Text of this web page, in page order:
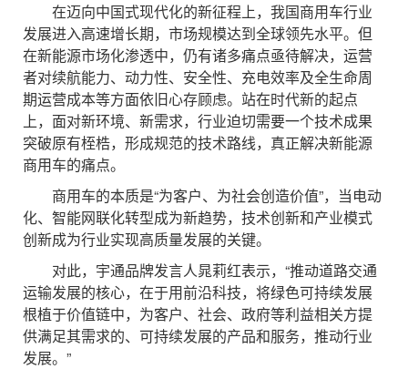
在迈向中国式现代化的新征程上，我国商用车行业
发展进入高速增长期，市场规模达到全球领先水平。但
在新能源市场化渗透中，仍有诸多痛点亟待解决，运营
者对续航能力、动力性、安全性、充电效率及全生命周
期运营成本等方面依旧心存顾虑。站在时代新的起点
上，面对新环境、新需求，行业迫切需要一个技术成果
突破原有桎梏，形成规范的技术路线，真正解决新能源
商用车的痛点。
商用车的本质是“为客户、为社会创造价值”，当电动
化、智能网联化转型成为新趋势，技术创新和产业模式
创新成为行业实现高质量发展的关键。
对此，宇通品牌发言人晁莉红表示，“推动道路交通
运输发展的核心，在于用前沿科技，将绿色可持续发展
根植于价值链中，为客户、社会、政府等利益相关方提
供满足其需求的、可持续发展的产品和服务，推动行业
发展。”